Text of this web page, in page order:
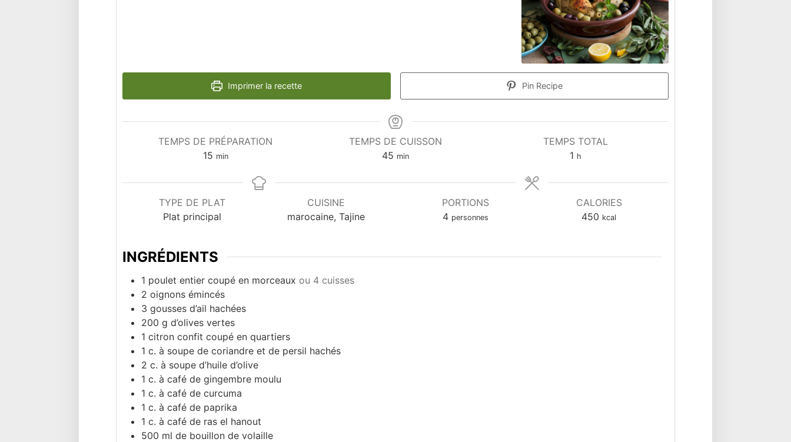
Imprimer la recette Pin Recipe
TEMPS DE PRÉPARATION
15minutes
min
TEMPS DE CUISSON
45 minutes
min
TEMPS TOTAL
1 heure
h
TYPE DE PLAT
Plat principal
CUISINE
marocaine, Tajine
PORTIONS
4 personnes
CALORIES
450 kcal
INGRÉDIENTS
1 poulet entier coupé en morceaux ou 4 cuisses
2 oignons émincés
3 gousses d’ail hachées
200 g d’olives vertes
1 citron confit coupé en quartiers
1 c. à soupe de coriandre et de persil hachés
2 c. à soupe d’huile d’olive
1 c. à café de gingembre moulu
1 c. à café de curcuma
1 c. à café de paprika
1 c. à café de ras el hanout
500 ml de bouillon de volaille